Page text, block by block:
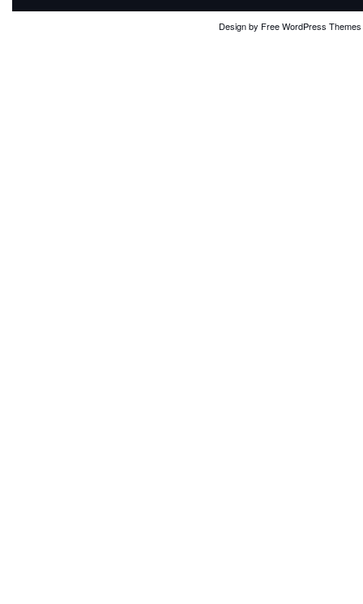
Design by Free WordPress Themes